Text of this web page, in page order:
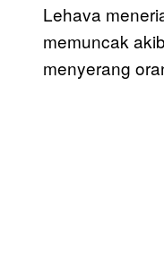
Lehava
memuncak
menyerang